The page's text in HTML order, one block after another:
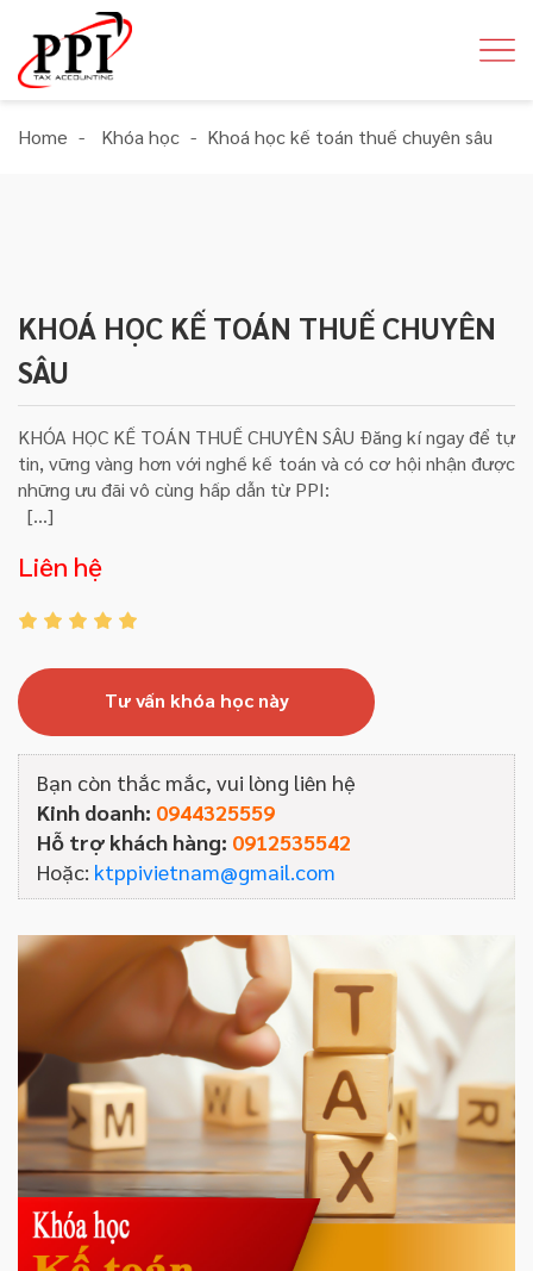
Home - Khóa học - Khoá học kế toán thuế chuyên sâu
KHOÁ HỌC KẾ TOÁN THUẾ CHUYÊN
SÂU
KHÓA HỌC KẾ TOÁN THUẾ CHUYÊN SÂU Đăng kí ngay để tự
tin, vững vàng hơn với nghề kế toán và có cơ hội nhận được
những ưu đãi vô cùng hấp dẫn từ PPI:
[…]
Liên hệ
Tư vấn khóa học này
Bạn còn thắc mắc, vui lòng liên hệ
Kinh doanh: 0944325559
Hỗ trợ khách hàng: 0912535542
Hoặc: ktppivietnam@gmail.com